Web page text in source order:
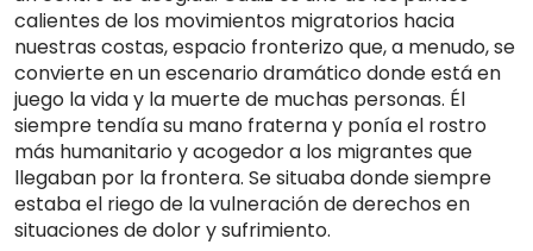
calientes de los movimientos migratorios hacia
nuestras costas, espacio fronterizo que, a menudo, se
convierte en un escenario dramático donde está en
juego la vida y la muerte de muchas personas. Él
siempre tendía su mano fraterna y ponía el rostro
más humanitario y acogedor a los migrantes que
llegaban por la frontera. Se situaba donde siempre
estaba el riego de la vulneración de derechos en
situaciones de dolor y sufrimiento.